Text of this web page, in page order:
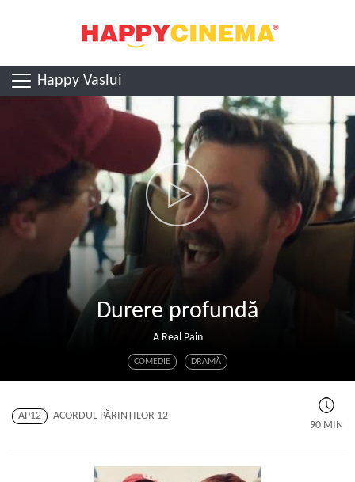
Happy Vaslui
Durere profundă
A Real Pain
COMEDIE DRAMĂ
AP12
ACORDUL PĂRINŢILOR 12
90 MIN